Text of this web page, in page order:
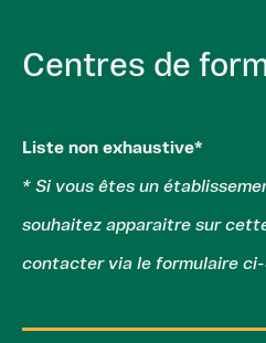
Centres de
Liste non exhaustive*
* Si vous êtes un
souhaitez apparaitre sur
contacter via le formulaire ci-